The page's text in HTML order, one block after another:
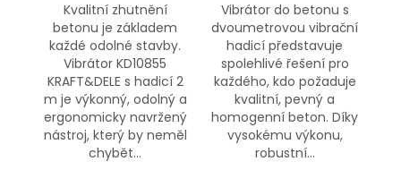
Kvalitní zhutnění
betonu je základem
každé odolné stavby.
Vibrátor KD10855
KRAFT&DELE s hadicí 2
m je výkonný, odolný a
ergonomicky navržený
nástroj, který by neměl
chybět...
Vibrátor do betonu s
dvoumetrovou vibrační
hadicí představuje
spolehlivé řešení pro
každého, kdo požaduje
kvalitní, pevný a
homogenní beton. Díky
vysokému výkonu,
robustní...